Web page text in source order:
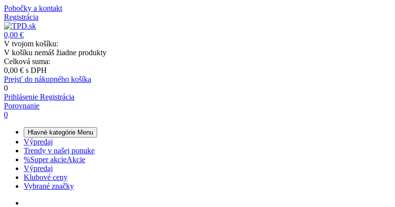
Pobočky a kontakt
Registrácia
0,00 €
V tvojom košíku:
V košíku nemáš žiadne produkty
Celková suma:
0,00 € s DPH
Prejsť do nákupného košíka
0
Prihlásenie Registrácia
Porovnanie
0
Hlavné kategórie Menu
Výpredaj
Trendy v našej ponuke
%Super akcieAkcie
Výpredaj
Klubové ceny
Vybrané značky